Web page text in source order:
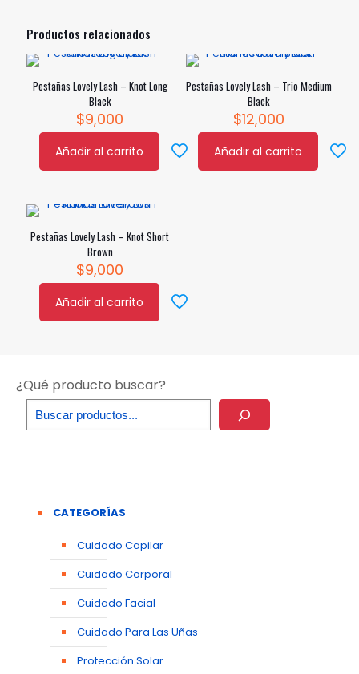
opciones
se
pueden
en
de
producto
Productos relacionados
Pestañas Lovely Lash – Knot Long
Black
$9,000
Añadir al carrito
Pestañas Lovely Lash – Trio Medium
Black
$12,000
Añadir al carrito
Pestañas Lovely Lash – Knot Short
Brown
$9,000
Añadir al carrito
¿Qué producto buscar?
CATEGORÍAS
Cuidado Capilar
Cuidado Corporal
Cuidado Facial
Cuidado Para Las Uñas
Protección Solar